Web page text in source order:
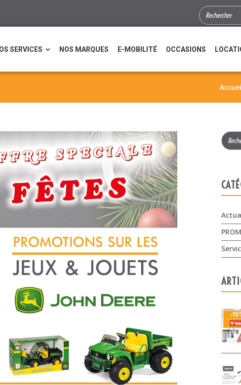
SEARCH
FOR:
SERVICES NOS MARQUES E-MOBILITÉ OCCASIONS
for: